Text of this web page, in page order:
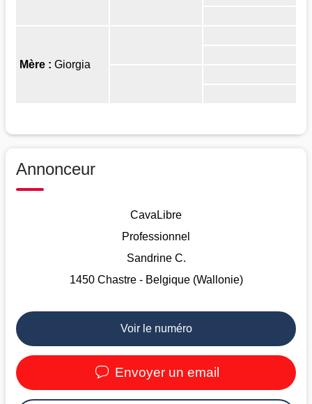
Mère : Giorgia
Annonceur
CavaLibre
Professionnel
Sandrine C.
1450 Chastre - Belgique (Wallonie)
Voir le numéro
Envoyer un email